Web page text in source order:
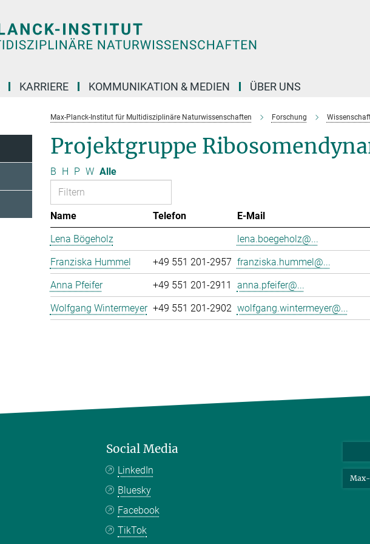
KARRIERE KOMMUNIKATION & MEDIEN ÜBER UNS
Max-Planck-Institut für Multidisziplinäre Naturwissenschaften Forschung
Projektgruppe
B H P W Alle
Name Telefon
E-Mail
Lena Bögeholz
lena.boegeholz@...
Franziska Hummel
+49 551 201-2957 franziska.hummel@...
Anna Pfeifer
+49 551 201-2911
anna.pfeifer@...
Wolfgang Wintermeyer +49 551 201-2902 wolfgang.wintermeyer@...
Social Media
LinkedIn
Bluesky
Facebook
TikTok